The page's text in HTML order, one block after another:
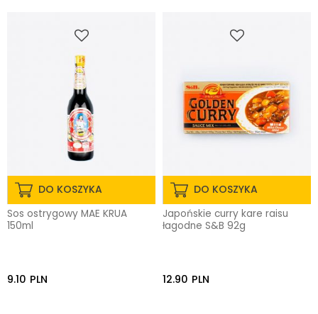
DO KOSZYKA
Sos ostrygowy MAE KRUA
150ml
9.10 PLN
DO KOSZYKA
Japońskie curry kare raisu
łagodne S&B 92g
12.90 PLN